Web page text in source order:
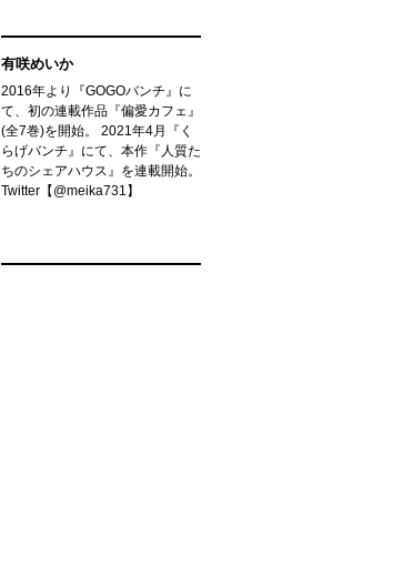
有咲めいか
2016年より『GOGOバンチ』に
て、初の連載作品『偏愛カフェ』
(全7巻)を開始。 2021年4月『く
らげバンチ』にて、本作『人質た
ちのシェアハウス』を連載開始。
Twitter【@meika731】